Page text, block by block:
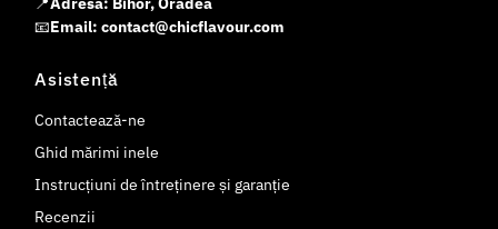
📧Email: contact@chicflavour.com
Asistență
Contactează-ne
Ghid mărimi inele
Instrucțiuni de întreținere și garanție
Recenzii